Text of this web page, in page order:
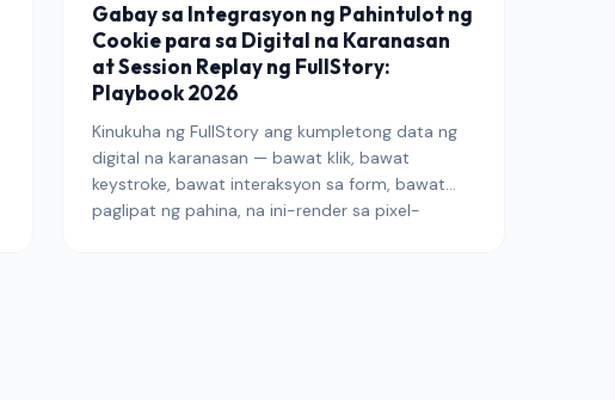
Gabay sa Integrasyon ng Pahintulot ng
Cookie para sa Digital na Karanasan
at Session Replay ng FullStory:
Playbook 2026
Kinukuha ng FullStory ang kumpletong data ng
digital na karanasan — bawat klik, bawat
keystroke, bawat interaksyon sa form, bawat
paglipat ng pahina, na ini-render sa pixel-